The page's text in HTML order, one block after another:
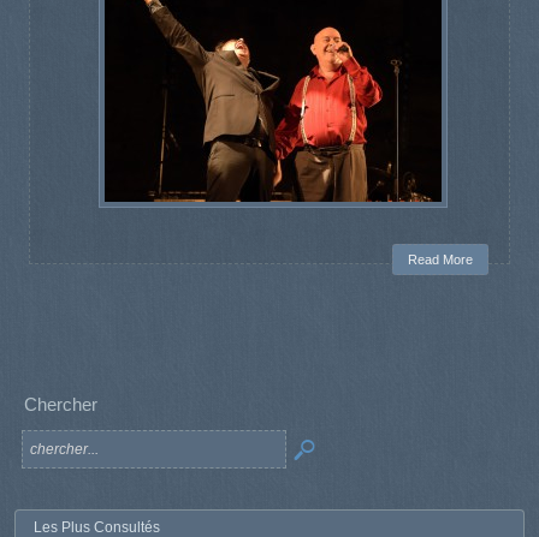
Read More
Chercher
Les Plus Consultés